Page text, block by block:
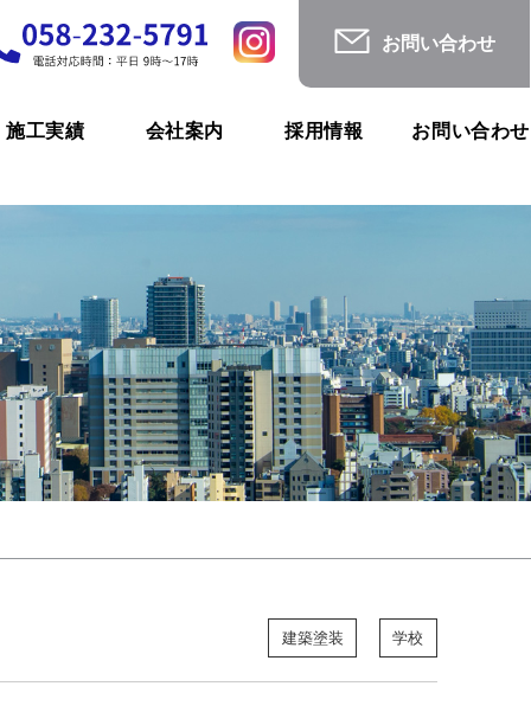
お問い合わせ
施工実績 会社案内 採用情報 お問い合わせ
建築塗装 学校